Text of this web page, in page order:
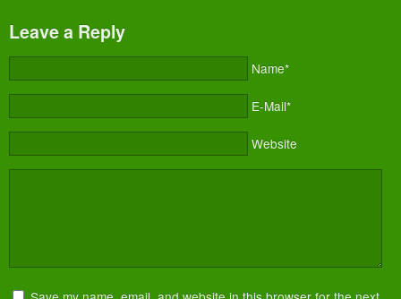
Leave a Reply
Name*
E-Mail*
Website